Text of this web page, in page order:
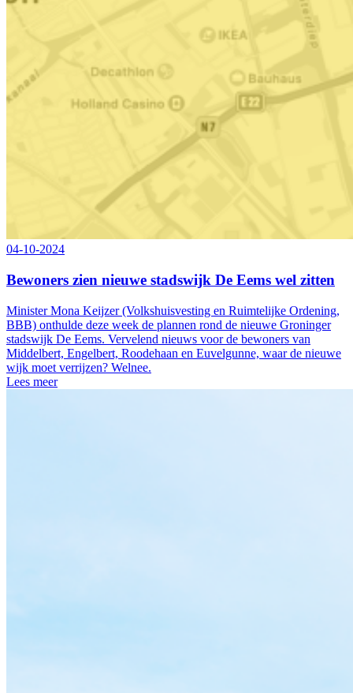
04-10-2024
Bewoners zien nieuwe stadswijk De Eems wel zitten
Minister Mona Keijzer (Volkshuisvesting en Ruimtelijke Ordening,
BBB) onthulde deze week de plannen rond de nieuwe Groninger
stadswijk De Eems. Vervelend nieuws voor de bewoners van
Middelbert, Engelbert, Roodehaan en Euvelgunne, waar de nieuwe
wijk moet verrijzen? Welnee.
Lees meer